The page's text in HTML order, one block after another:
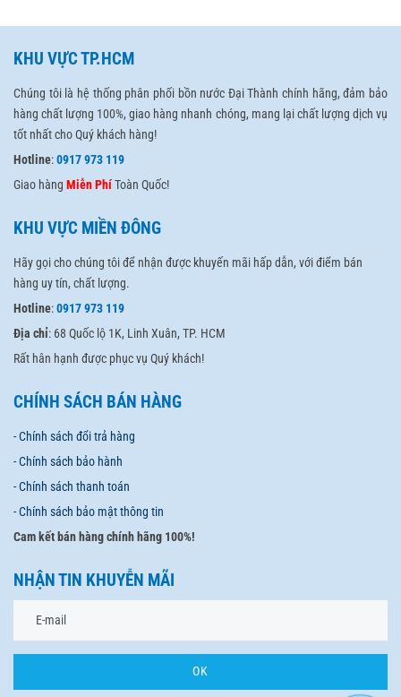
KHU VỰC TP.HCM
Chúng tôi là hệ thống phân phối bồn nước Đại Thành chính hãng, đảm bảo
hàng chất lượng 100%, giao hàng nhanh chóng, mang lại chất lượng dịch vụ
tốt nhất cho Quý khách hàng!
Hotline:0917 973 119
Giao hàng Miễn PhíToàn Quốc!
KHU VỰC MIỀN ĐÔNG
Hãy gọi cho chúng tôi để nhận được khuyến mãi hấp dẫn, với điểm bán
hàng uy tín, chất lượng.
Hotline:0917 973 119
Địa chỉ: 68 Quốc lộ 1K, Linh Xuân, TP. HCM
Rất hân hạnh được phục vụ Quý khách!
CHÍNH SÁCH BÁN HÀNG
- Chính sách đổi trả hàng
- Chính sách bảo hành
- Chính sách thanh toán
- Chính sách bảo mật thông tin
Cam kết bán hàng chính hãng 100%!
NHẬN TIN KHUYỄN MÃI
OK